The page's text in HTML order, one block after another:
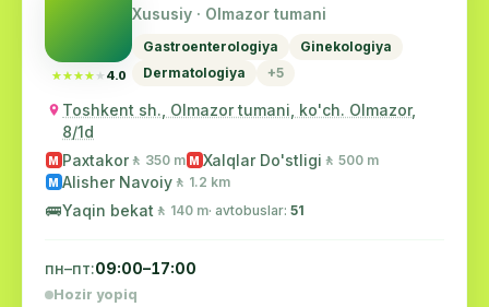
★★★★★
★★★★★ 4.0
Xususiy · Olmazor tumani
Gastroenterologiya
Ginekologiya
Dermatologiya
+5
Toshkent sh., Olmazor tumani, ko'ch. Olmazor,
8/1d
M Paxtakor 🚶 350 m M Xalqlar Do'stligi 🚶 500 m
M Alisher Navoiy 🚶 1.2 km
🚌Yaqin bekat 🚶 140 m· avtobuslar: 51
пн–пт:09:00–17:00
Hozir yopiq